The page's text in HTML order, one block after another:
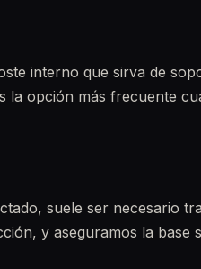
interno que sirva de
opción más frecuente
suele ser necesario
y aseguramos la base